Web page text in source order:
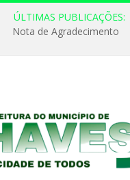
ÚLTIMAS PUBLICAÇÕES:
Nota de Agradecimento